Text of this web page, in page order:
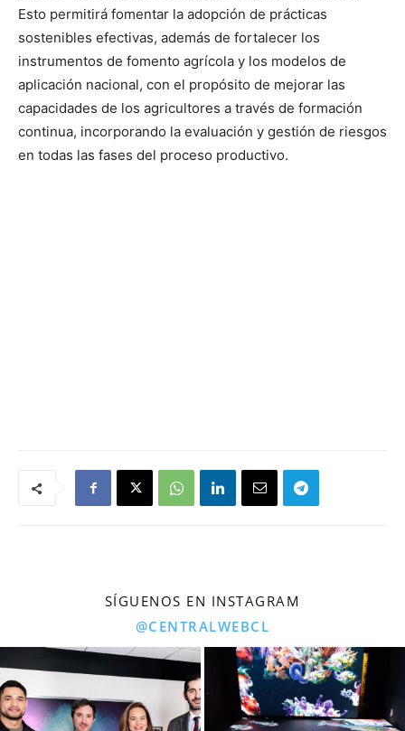
Esto permitirá fomentar la adopción de prácticas
sostenibles efectivas, además de fortalecer los
instrumentos de fomento agrícola y los modelos de
aplicación nacional, con el propósito de mejorar las
capacidades de los agricultores a través de formación
continua, incorporando la evaluación y gestión de riesgos
en todas las fases del proceso productivo.
SÍGUENOS EN INSTAGRAM
@CENTRALWEBCL